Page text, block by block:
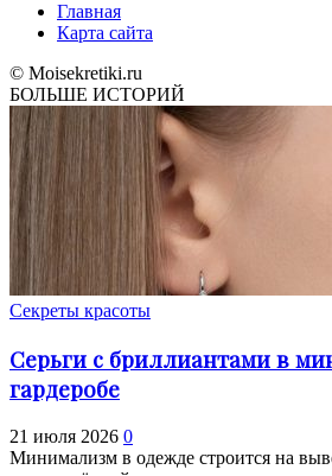
Главная
Карта сайта
© Moisekretiki.ru
БОЛЬШЕ ИСТОРИЙ
Секреты красоты
Серьги с бриллиантами в
гардеробе
21 июля 2026 0
Минимализм в одежде строится на